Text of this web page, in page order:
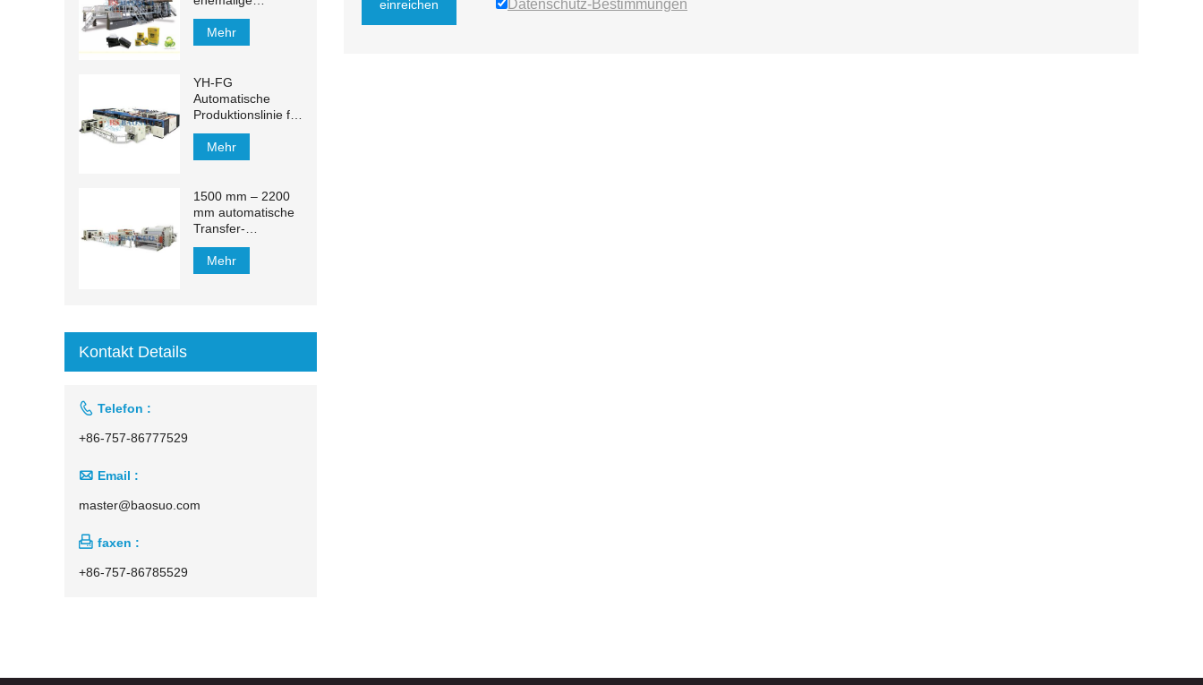
einreichen Datenschutz-Bestimmungen
Gewebe
Mehr
YH-FG
Automatische
Produktionslinie für
Gesichtstücher
Mehr
1500 mm – 2200
mm automatische
Transfer-
Produktionslinie für
Kosmetiktücher
Mehr
Kontakt Details
 Telefon :
+86-757-86777529
 Email :
master@baosuo.com
 faxen :
+86-757-86785529